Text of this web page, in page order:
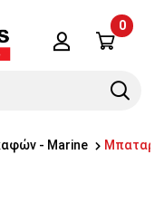
Search
Λογαριασμός
0
- Marine